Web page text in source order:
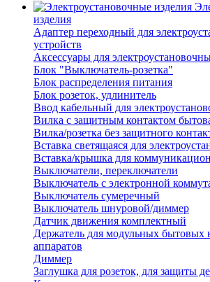
изделия
Адаптер переходный для
устройств
Аксессуары для
Блок "Выключатель-розетка"
Блок распределения питания
Блок розеток, удлинитель
Ввод кабельный для
Вилка с защитным контактом
Вилка/розетка без защитного
Вставка светящаяся для
Вставка/крышка для
Выключатели, переключатели
Выключатель с электронной
Выключатель сумеречный
Выключатель шнуровой/диммер
Датчик движения комплектный
Держатель для модульных
аппаратов
Диммер
Заглушка для розеток, для защиты